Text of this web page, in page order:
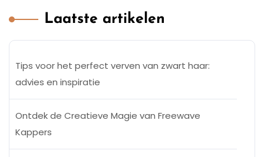
Laatste artikelen
Tips voor het perfect verven van zwart haar:
advies en inspiratie
Ontdek de Creatieve Magie van Freewave
Kappers